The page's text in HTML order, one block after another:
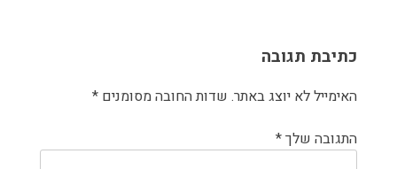
כתיבת תגובה
האימייל לא יוצג באתר. שדות החובה מסומנים *
התגובה שלך*